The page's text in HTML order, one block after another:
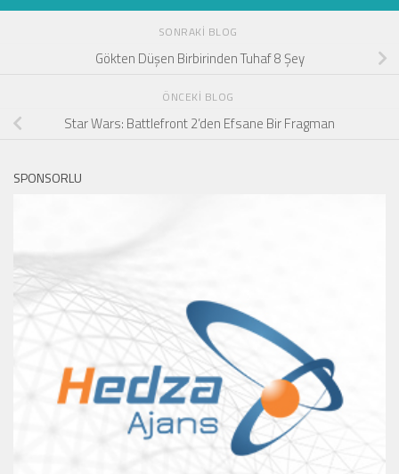
SONRAKI BLOG
Gökten Düşen Birbirinden Tuhaf 8 Şey
ÖNCEKI BLOG
Star Wars: Battlefront 2’den Efsane Bir Fragman
SPONSORLU